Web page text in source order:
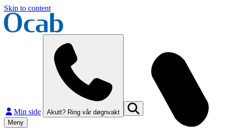
Skip to content
Min side
Akutt? Ring vår døgnvakt
Meny